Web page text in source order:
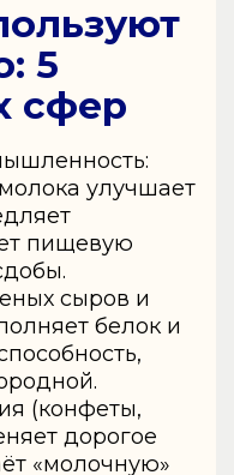
5
сфер
улучшает
пищевую
сыров и
белок и
(конфеты,
дорогое
«молочную»